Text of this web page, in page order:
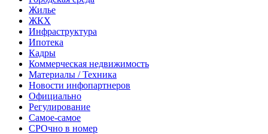
Жилье
ЖКХ
Инфраструктура
Ипотека
Кадры
Коммерческая недвижимость
Материалы / Техника
Новости инфопартнеров
Официально
Регулирование
Самое-самое
СРОчно в номер